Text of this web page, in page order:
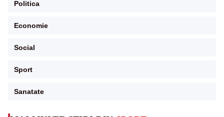
Politica
Economie
Social
Sport
Sanatate